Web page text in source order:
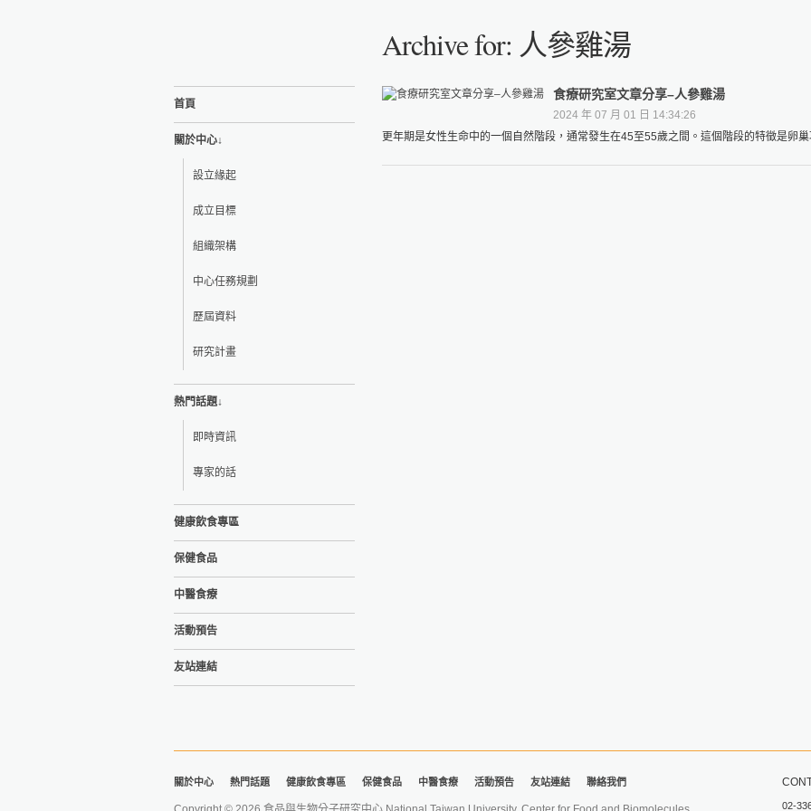
Archive for: 人參雞湯
首頁
關於中心↓
設立緣起
成立目標
組織架構
中心任務規劃
歷屆資料
研究計畫
熱門話題↓
即時資訊
專家的話
健康飲食專區
保健食品
中醫食療
活動預告
友站連結
食療研究室文章分享–人參雞湯
2024 年 07 月 01 日 14:34:26
更年期是女性生命中的一個自然階段，通常發生在45至55歲之間。這個階段的特徵是卵
02-
關於中心 熱門話題 健康飲食專區 保健食品 中醫食療 活動預告 友站連結 聯絡我們